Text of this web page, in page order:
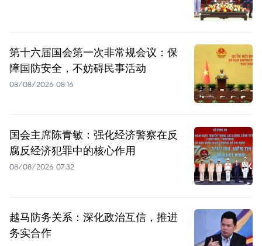
第十六届国会第一次非常规会议：保
障国防安全，不妨碍民事活动
08/08/2026 08:16
国会主席陈青敏：强化经济警察在反
腐反经济犯罪中的核心作用
08/08/2026 07:32
越马防务关系：深化政治互信，推进
务实合作